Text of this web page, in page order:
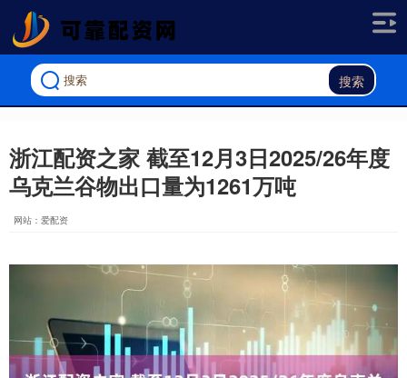
搜索
浙江配资之家 截至12月3日2025/26年度
乌克兰谷物出口量为1261万吨
网站：爱配资